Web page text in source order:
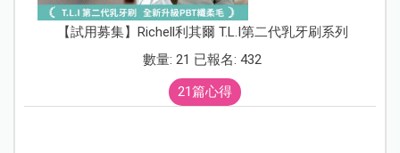
【試用募集】Richell利其爾 T.L.I第二代乳牙刷系列
數量: 21 已報名: 432
21篇心得